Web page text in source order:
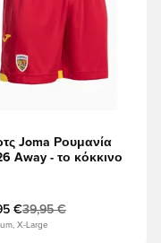
Joma Ρουμανία
Away - το κόκκινο
€39,95 €
X-Large